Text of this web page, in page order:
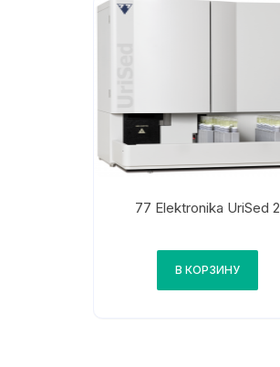
77 Elektronika UriSed 2
В КОРЗИНУ